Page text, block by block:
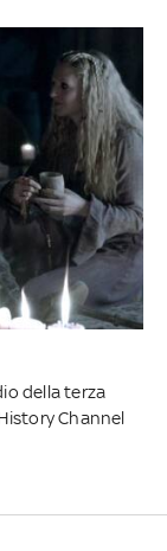
della terza
Channel